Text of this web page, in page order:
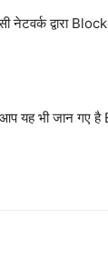
द्वारा
यह भी जान